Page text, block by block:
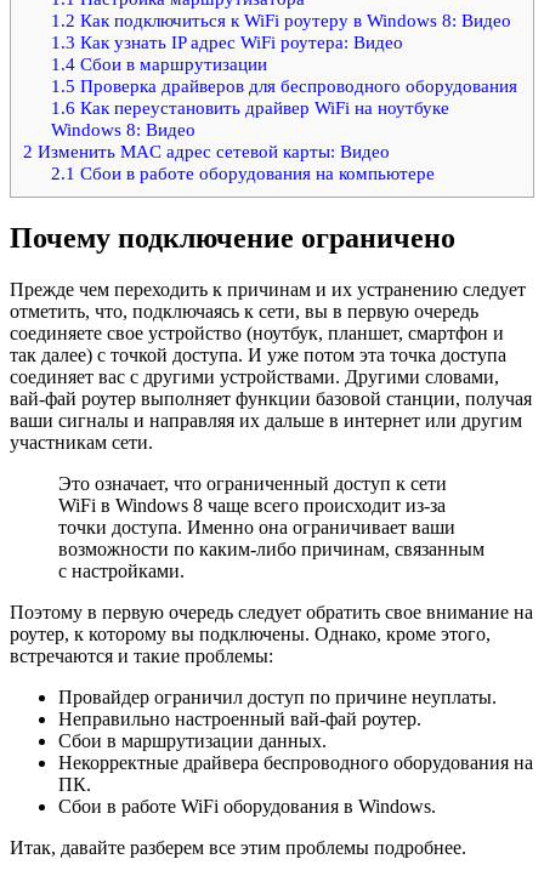
1.2 Как подключиться к WiFi роутеру в Windows 8: Видео
1.3 Как узнать IP адрес WiFi роутера: Видео
1.4Сбои в маршрутизации
1.5 Проверка драйверов для беспроводного оборудования
1.6 Как переустановить драйвер WiFi на ноутбуке
Windows 8: Видео
2 Изменить MAC адрес сетевой карты: Видео
2.1 Сбои в работе оборудования на компьютере
Почему подключение ограничено
Прежде чем переходить к причинам и их устранению следует
отметить, что, подключаясь к сети, вы в первую очередь
соединяете свое устройство (ноутбук, планшет, смартфон и
так далее) с точкой доступа. И уже потом эта точка доступа
соединяет вас с другими устройствами. Другими словами,
вай-фай роутер выполняет функции базовой станции, получая
ваши сигналы и направляя их дальше в интернет или другим
участникам сети.
Это означает, что ограниченный доступ к сети
WiFi в Windows 8 чаще всего происходит из-за
точки доступа. Именно она ограничивает ваши
возможности по каким-либо причинам, связанным
с настройками.
Поэтому в первую очередь следует обратить свое внимание на
роутер, к которому вы подключены. Однако, кроме этого,
встречаются и такие проблемы:
Провайдер ограничил доступ по причине неуплаты.
Неправильно настроенный вай-фай роутер.
Сбои в маршрутизации данных.
Некорректные драйвера беспроводного оборудования на
ПК.
Сбои в работе WiFi оборудования в Windows.
Итак, давайте разберем все этим проблемы подробнее.